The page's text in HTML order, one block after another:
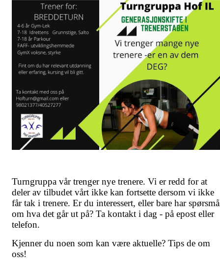
Turngruppa vår trenger nye trenere. Vi er redd for at
deler av tilbudet vårt ikke kan fortsette dersom vi ikke
får tak i trenere. Er du interessert, eller bare har
om hva det går ut på? Ta kontakt i dag - på epost eller
telefon.
Kjenner du noen som kan være aktuelle? Tips de om
oss!